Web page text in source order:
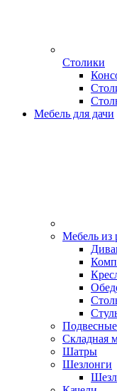
Столики
Мебель для дачи
Мебель из
Подвесные
Складная
Шатры
Шезлонги